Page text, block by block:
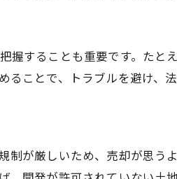
が備えるためのガイド
却の詳細な手引き
売却のコツ
することも重要です。たと
ことで、トラブルを避け、
が厳しいため、売却が思う